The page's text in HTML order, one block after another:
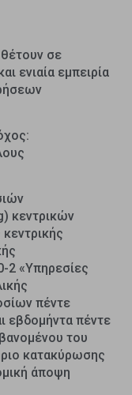
σε
ενιαία εμπειρία
κεντρικών
2 «Υπηρεσίες
πέντε
εβδομήντα πέντε
του
κατακύρωσης
άποψη